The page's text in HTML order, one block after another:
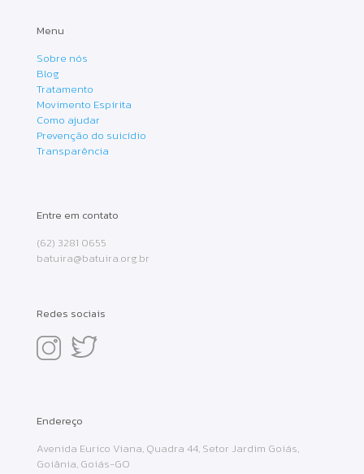
Menu
Sobre nós
Blog
Tratamento
Movimento Espírita
Como ajudar
Prevenção do suicídio
Transparência
Entre em contato
(62) 3281 0655
batuira@batuira.org.br
Redes sociais
Endereço
Avenida Eurico Viana, Quadra 44, Setor Jardim Goiás,
Goiânia, Goiás-GO